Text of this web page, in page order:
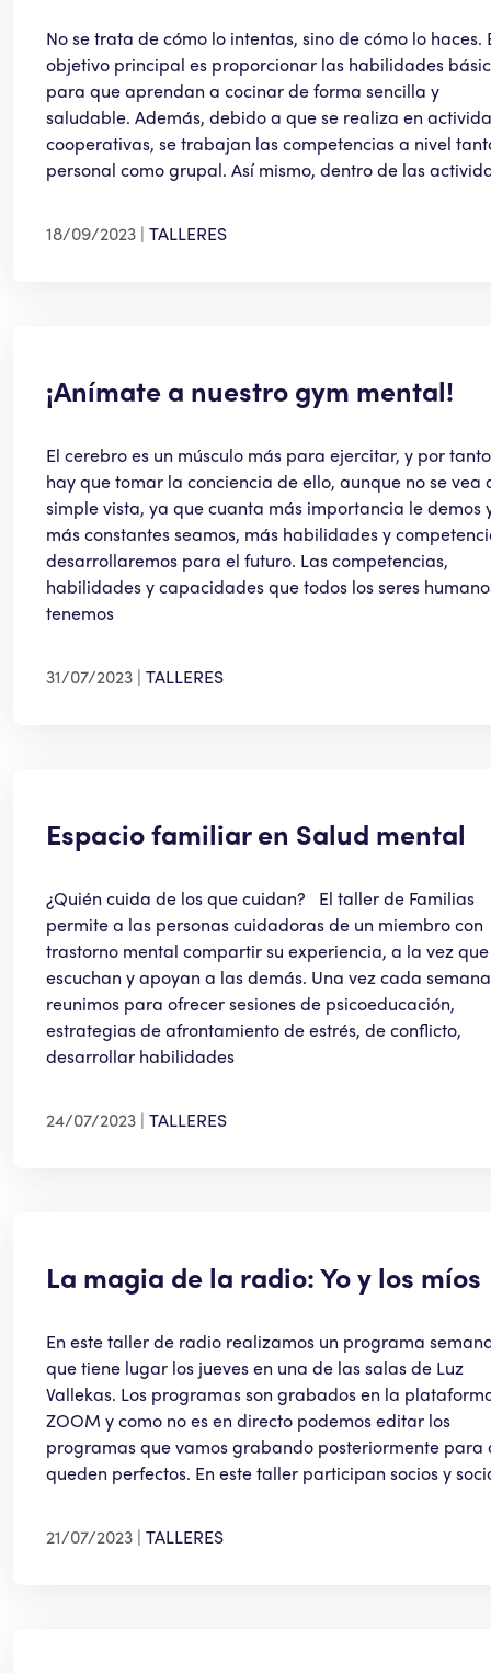
No se trata de cómo lo intentas, sino de cómo lo haces.
objetivo principal es proporcionar las habilidades
para que aprendan a cocinar de forma sencilla y
saludable. Además, debido a que se realiza en
cooperativas, se trabajan las competencias a nivel
personal como grupal. Así mismo, dentro de las
18/09/2023 TALLERES
¡Anímate a nuestro gym mental!
El cerebro es un músculo más para ejercitar, y por tanto
hay que tomar la conciencia de ello, aunque no se vea
simple vista, ya que cuanta más importancia le demos
más constantes seamos, más habilidades y
desarrollaremos para el futuro. Las competencias,
habilidades y capacidades que todos los seres
tenemos
31/07/2023 TALLERES
Espacio familiar en Salud mental
¿Quién cuida de los que cuidan? El taller de Familias
permite a las personas cuidadoras de un miembro con
trastorno mental compartir su experiencia, a la vez que
escuchan y apoyan a las demás. Una vez cada
reunimos para ofrecer sesiones de psicoeducación,
estrategias de afrontamiento de estrés, de conflicto,
desarrollar habilidades
24/07/2023 TALLERES
La magia de la radio: Yo y los míos
En este taller de radio realizamos un programa
que tiene lugar los jueves en una de las salas de Luz
Vallekas. Los programas son grabados en la
ZOOM y como no es en directo podemos editar los
programas que vamos grabando posteriormente para
queden perfectos. En este taller participan socios y
21/07/2023 TALLERES